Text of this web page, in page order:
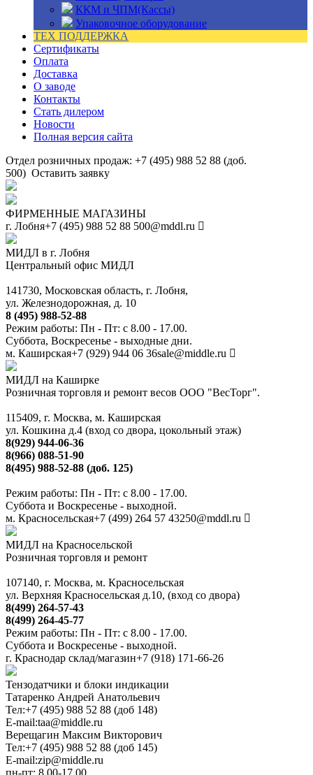
ККМ и ЧПМ(Кассы)
Упаковочное оборудование
ТЕХ ПОДДЕРЖКА
Сертификаты
Оплата
Доставка
О заводе
Контакты
Стать дилером
Новости
Полная версия сайта
Отдел розничных продаж: +7 (495) 988 52 88 (доб.
500) Оставить заявку
ФИРМЕННЫЕ МАГАЗИНЫ
г. Лобня+7 (495) 988 52 88 500@mddl.ru
МИДЛ в г. Лобня
Центральный офис МИДЛ
141730, Московская область, г. Лобня,
ул. Железнодорожная, д. 10
8 (495) 988-52-88
Режим работы: Пн - Пт: с 8.00 - 17.00.
Суббота, Воскресенье - выходные дни.
м. Каширская+7 (929) 944 06 36sale@middle.ru
МИДЛ на Каширке
Розничная торговля и ремонт весов ООО "ВесТорг".
115409, г. Москва, м. Каширская
ул. Кошкина д.4 (вход со двора, цокольный этаж)
8(929) 944-06-36
8(966) 088-51-90
8(495) 988-52-88 (доб. 125)
Режим работы: Пн - Пт: с 8.00 - 17.00.
Суббота и Воскресенье - выходной.
м. Красносельская+7 (499) 264 57 43250@mddl.ru
МИДЛ на Красносельской
Розничная торговля и ремонт
107140, г. Москва, м. Красносельская
ул. Верхняя Красносельская д.10, (вход со двора)
8(499) 264-57-43
8(499) 264-45-77
Режим работы: Пн - Пт: с 8.00 - 17.00.
Суббота и Воскресенье - выходной.
г. Краснодар склад/магазин+7 (918) 171-66-26
Тензодатчики и блоки индикации
Татаренко Андрей Анатольевич
Тел:+7 (495) 988 52 88 (доб 148)
E-mail:taa@middle.ru
Верещагин Максим Викторович
Тел:+7 (495) 988 52 88 (доб 145)
E-mail:zip@middle.ru
пн-пт: 8.00-17.00